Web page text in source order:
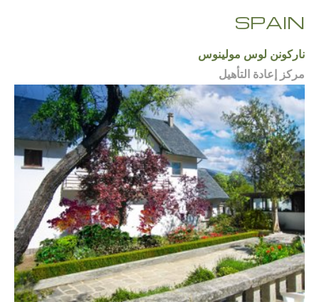
SPAIN
ناركونن لوس مولينوس
مركز إعادة التأهيل